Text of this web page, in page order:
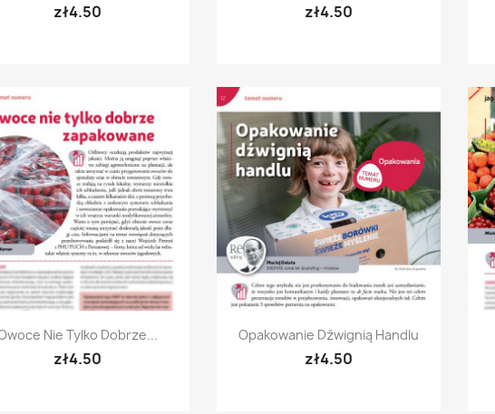
zł4.50 zł4.50
Quick view
Nie Tylko Dobrze...
zł4.50
Quick view
Opakowanie Dźwignią Handlu
zł4.50